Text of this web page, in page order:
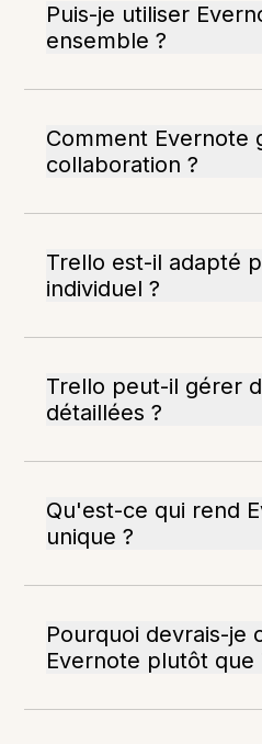
Puis-je utiliser
ensemble ?
Comment Evernote
collaboration ?
Trello est-il adapté
individuel ?
Trello peut-il gérer
détaillées ?
Qu'est-ce qui rend
unique ?
Pourquoi devrais-je
Evernote plutôt que